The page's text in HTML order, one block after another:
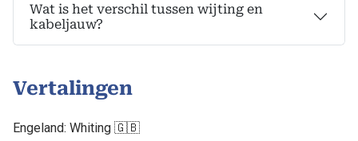
Wat is het verschil tussen wijting en
kabeljauw?
Vertalingen
Engeland: Whiting 🇬🇧